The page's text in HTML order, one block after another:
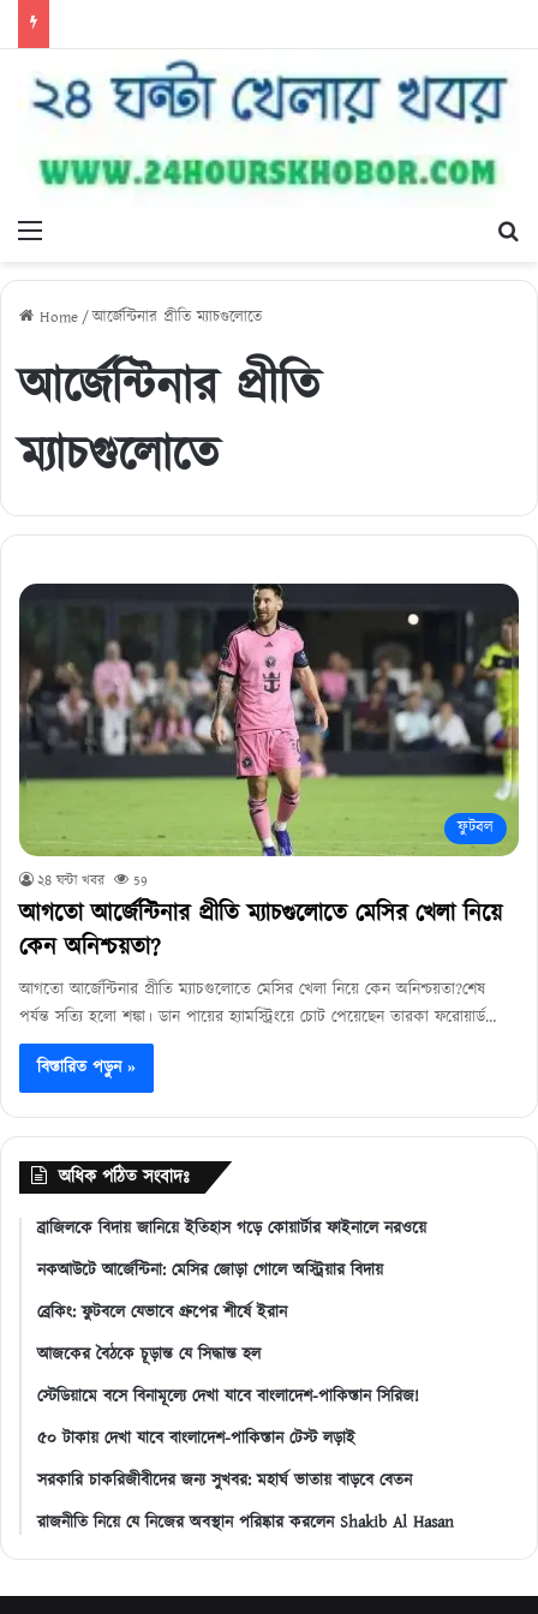
Menu
Home/আর্জেন্টিনার প্রীতি ম্যাচগুলোতে
আর্জেন্টিনার প্রীতি
ম্যাচগুলোতে
ফুটবল
২৪ ঘন্টা খবর 59
আগতো আর্জেন্টিনার প্রীতি ম্যাচগুলোতে মেসির খেলা নিয়ে
কেন অনিশ্চয়তা?
আগতো আর্জেন্টিনার প্রীতি ম্যাচগুলোতে মেসির খেলা নিয়ে কেন অনিশ্চয়তা?শেষ
পর্যন্ত সত্যি হলো শঙ্কা। ডান পায়ের হ্যামস্ট্রিংয়ে চোট পেয়েছেন তারকা ফরোয়ার্ড…
বিস্তারিত পড়ুন »
অধিক পঠিত সংবাদঃ
ব্রাজিলকে বিদায় জানিয়ে ইতিহাস গড়ে কোয়ার্টার ফাইনালে নরওয়ে
নকআউটে আর্জেন্টিনা: মেসির জোড়া গোলে অস্ট্রিয়ার বিদায়
ব্রেকিং: ফুটবলে যেভাবে গ্রুপের শীর্ষে ইরান
আজকের বৈঠকে চূড়ান্ত যে সিদ্ধান্ত হল
স্টেডিয়ামে বসে বিনামূল্যে দেখা যাবে বাংলাদেশ-পাকিস্তান সিরিজ!
৫০ টাকায় দেখা যাবে বাংলাদেশ-পাকিস্তান টেস্ট লড়াই
সরকারি চাকরিজীবীদের জন্য সুখবর: মহার্ঘ ভাতায় বাড়বে বেতন
রাজনীতি নিয়ে যে নিজের অবস্থান পরিষ্কার করলেন Shakib Al Hasan